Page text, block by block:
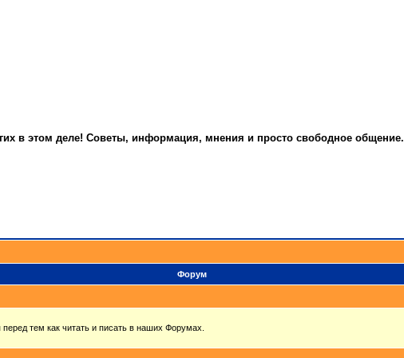
в этом деле! Советы, информация, мнения и просто свободное общение.
Форум
тем как читать и писать в наших Форумах.